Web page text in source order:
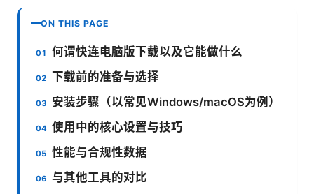
ON THIS PAGE
何谓快连电脑版下载以及它能做什么
下载前的准备与选择
安装步骤（以常见Windows/macOS为例）
使用中的核心设置与技巧
性能与合规性数据
与其他工具的对比